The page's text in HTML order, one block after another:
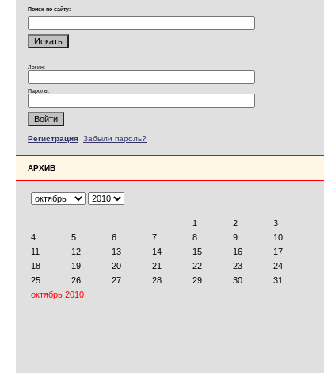
Поиск по сайту:
Логин:
Пароль:
Регистрация Забыли пароль?
АРХИВ